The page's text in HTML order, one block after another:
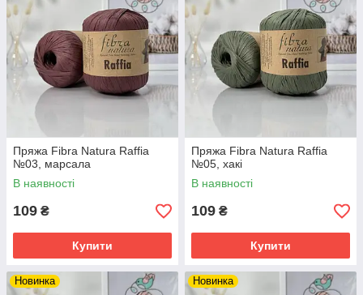
Пряжа Fibra Natura Raffia
№03, марсала
В наявності
109 ₴
Купити
Пряжа Fibra Natura Raffia
№05, хакі
В наявності
109 ₴
Купити
Новинка Новинка